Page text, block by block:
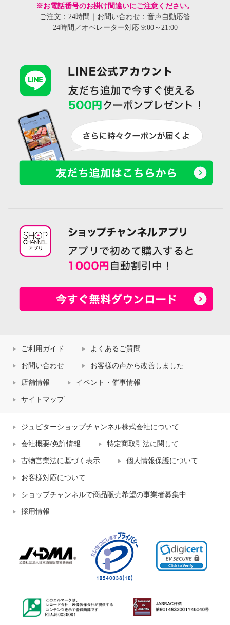
※お電話番号のお掛け間違いにご注意ください。
ご注文：24時間｜お問い合わせ：音声自動応答
24時間／オペレーター対応 9:00～21:00
ご利用ガイド よくあるご質問
お問い合わせ お客様の声から改善しました
店舗情報 イベント・催事情報
サイトマップ
ジュピターショップチャンネル株式会社について
会社概要/免許情報 特定商取引法に関して
古物営業法に基づく表示 個人情報保護について
お客様対応について
ショップチャンネルで商品販売希望の事業者募集中
採用情報